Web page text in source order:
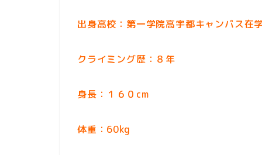
出身高校：第一学院高宇都キャンパス在
クライミング歴：８年
身長：１６０cm
体重：60kg